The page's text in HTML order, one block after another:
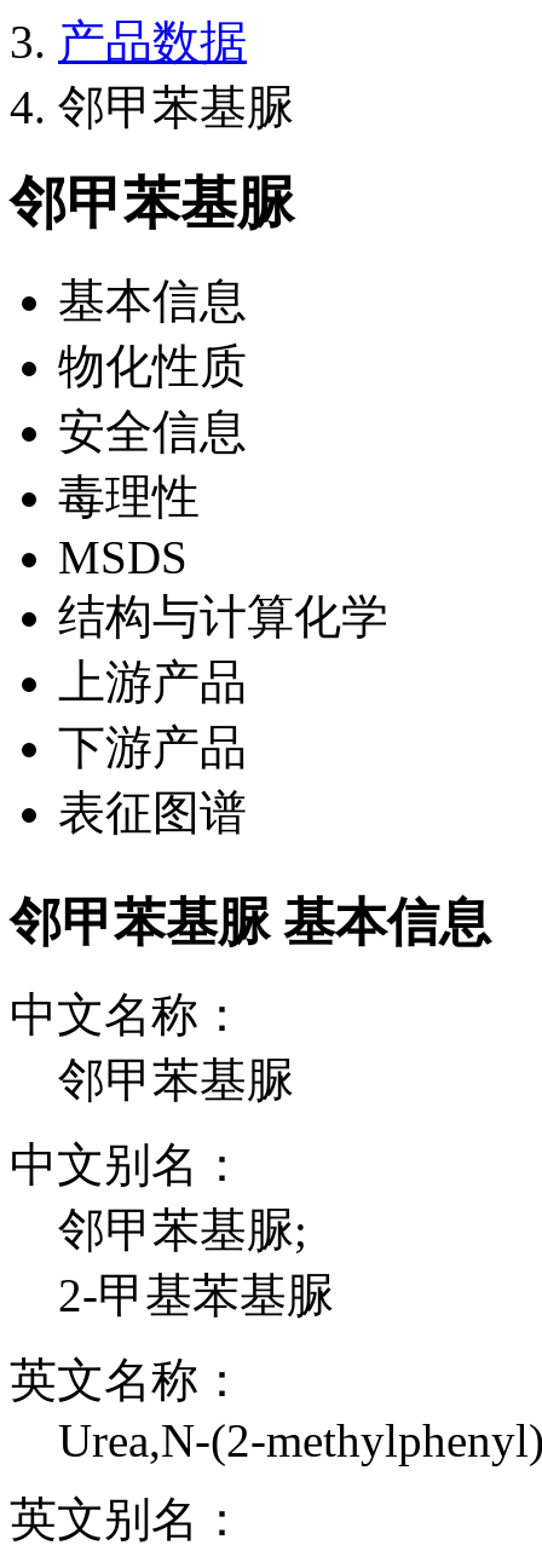
产品数据
邻甲苯基脲
邻甲苯基脲
基本信息
物化性质
安全信息
毒理性
MSDS
结构与计算化学
上游产品
下游产品
表征图谱
邻甲苯基脲 基本信息
中文名称：
邻甲苯基脲
中文别名：
邻甲苯基脲;
2-甲基苯基脲
英文名称：
Urea,N-(2-
英文别名：